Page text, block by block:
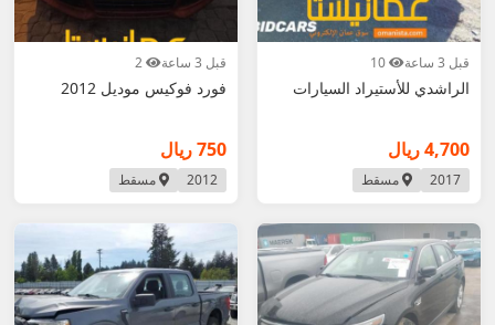
قبل 3 ساعة
الراشدي للأستيراد السيارات
4,700 ريال
2017 مسقط
قبل 3 ساعة
فورد فوكيس موديل 2012
750 ريال
2012 مسقط